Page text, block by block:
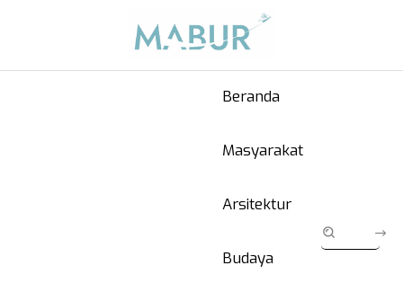
Beranda
Masyarakat
Arsitektur
Budaya